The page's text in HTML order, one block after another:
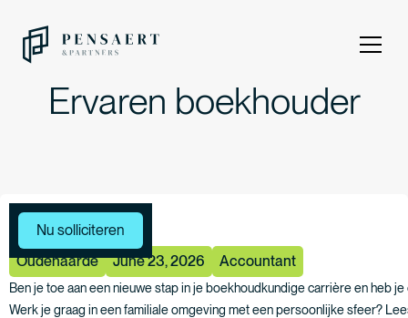
Ervaren boekhouder
Meer vacatures
Oudenaarde June 23, 2026 Accountant
Ben je toe aan een nieuwe stap in je boekhoudkundige carrière en heb
Werk je graag in een familiale omgeving met een persoonlijke sfeer?
Nu solliciteren